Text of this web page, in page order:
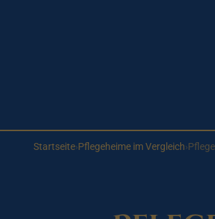
Startseite›Pflegeheime im Vergleich›